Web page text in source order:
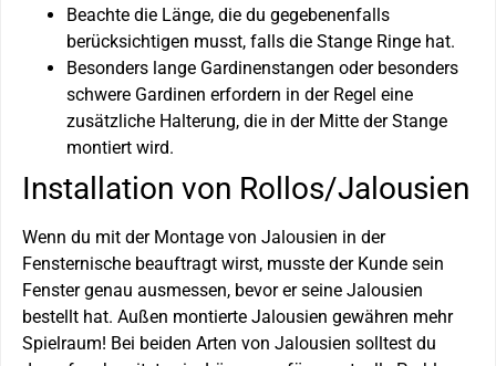
Beachte die Länge, die du gegebenenfalls
berücksichtigen musst, falls die Stange Ringe hat.
Besonders lange Gardinenstangen oder besonders
schwere Gardinen erfordern in der Regel eine
zusätzliche Halterung, die in der Mitte der Stange
montiert wird.
Installation von Rollos/Jalousien
Wenn du mit der Montage von Jalousien in der
Fensternische beauftragt wirst, musste der Kunde sein
Fenster genau ausmessen, bevor er seine Jalousien
bestellt hat. Außen montierte Jalousien gewähren mehr
Spielraum! Bei beiden Arten von Jalousien solltest du